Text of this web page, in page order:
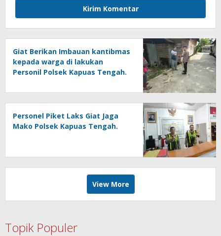
Giat Berikan Imbauan kantibmas
kepada warga di lakukan
Personil Polsek Kapuas Tengah.
‎Personel Piket Laks Giat Jaga
Mako Polsek Kapuas Tengah.
View More
Topik Populer